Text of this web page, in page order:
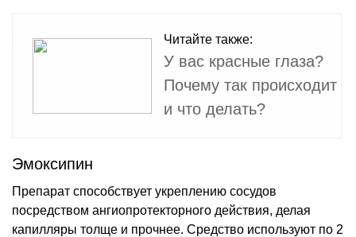
Читайте также:
У вас красные глаза?
Почему так происходит
и что делать?
Эмоксипин
Препарат способствует укреплению сосудов
посредством ангиопротекторного действия, делая
капилляры толще и прочнее. Средство используют по 2